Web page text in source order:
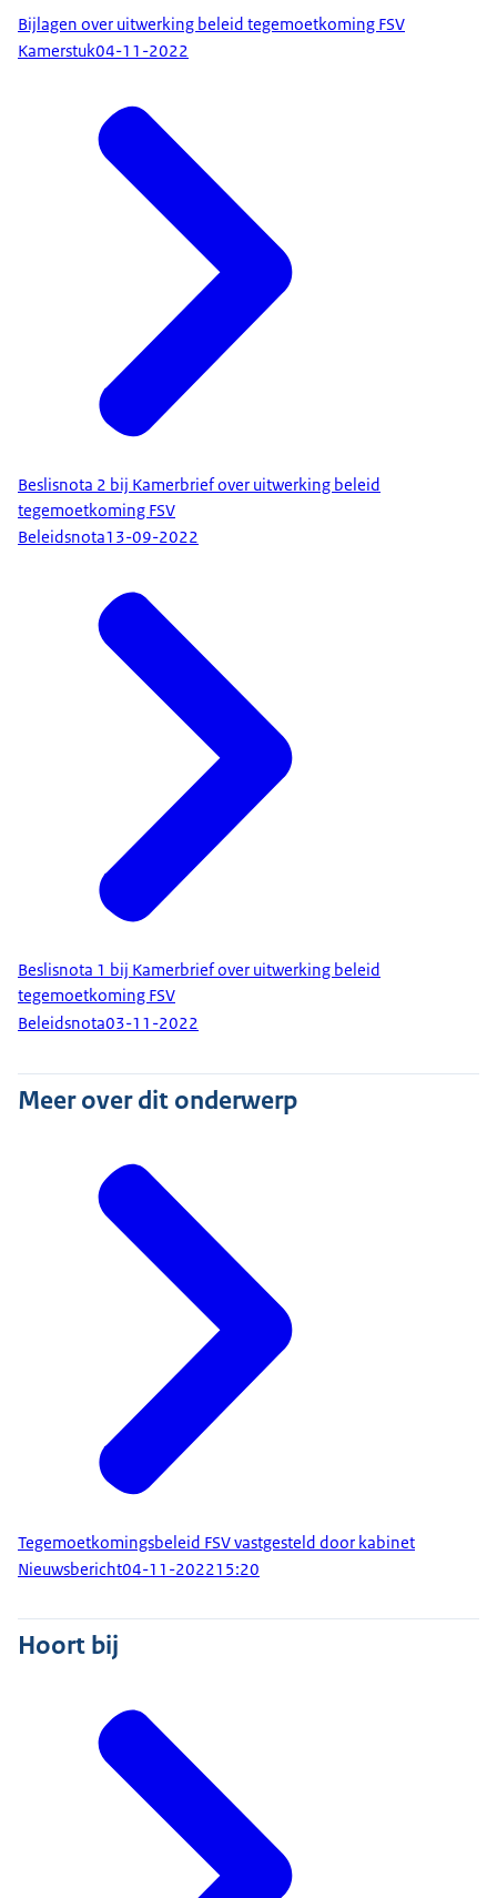
Bijlagen over uitwerking beleid tegemoetkoming FSV
Kamerstuk04-11-2022
Beslisnota 2 bij Kamerbrief over uitwerking beleid
tegemoetkoming FSV
Beleidsnota13-09-2022
Beslisnota 1 bij Kamerbrief over uitwerking beleid
tegemoetkoming FSV
Beleidsnota03-11-2022
Meer over dit onderwerp
Tegemoetkomingsbeleid FSV vastgesteld door kabinet
Nieuwsbericht04-11-202215:20
Hoort bij